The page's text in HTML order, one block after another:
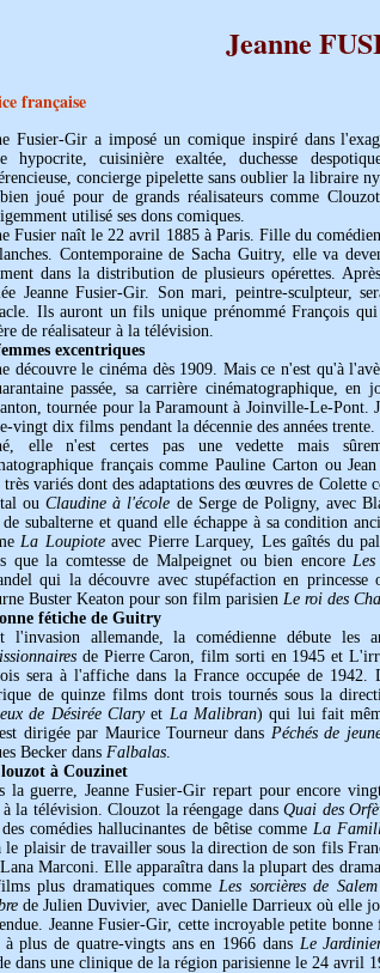
Jeanne
française
Fusier-Gir a imposé un comique inspiré dans
hypocrite, cuisinière exaltée, duchesse
concierge pipelette sans oublier la libraire
joué pour de grands réalisateurs comme
utilisé ses dons comiques.
Fusier naît le 22 avril 1885 à Paris. Fille du
Contemporaine de Sacha Guitry, elle va
dans la distribution de plusieurs opérettes.
Jeanne Fusier-Gir. Son mari, peintre-sculpteur,
Ils auront un fils unique prénommé François
de réalisateur à la télévision.
excentriques
découvre le cinéma dès 1909. Mais ce n'est qu'à
passée, sa carrière cinématographique, en
tournée pour la Paramount à Joinville-Le-Pont.
vingt dix films pendant la décennie des années
elle n'est certes pas une vedette mais
français comme Pauline Carton ou
variés dont des adaptations des œuvres de Colette
ouClaudine à l'école de Serge de Poligny, avec
subalterne et quand elle échappe à sa condition
La Loupioteavec Pierre Larquey, Les gaîtés du
que la comtesse de Malpeignet ou bien encore
qui la découvre avec stupéfaction en
Buster Keaton pour son film parisien Le roi des
fétiche de Guitry
l'invasion allemande, la comédienne débute les
de Pierre Caron, film sorti en 1945 et
sera à l'affiche dans la France occupée de 1942.
de quinze films dont trois tournés sous la
de Désirée Claryet La Malibran) qui lui fait
dirigée par Maurice Tourneur dans Péchés de
Becker dans Falbalas.
à Couzinet
la guerre, Jeanne Fusier-Gir repart pour encore
à la télévision. Clouzot la réengage dansQuai des
comédies hallucinantes de bêtise comme La
le plaisir de travailler sous la direction de son fils
Marconi. Elle apparaîtra dans la plupart des
plus dramatiques commeLes sorcières de Salem
de Julien Duvivier, avec Danielle Darrieux où elle
Jeanne Fusier-Gir, cette incroyable petite
plus de quatre-vingts ans en 1966 dans Le
dans une clinique de la région parisienne le 24 avril